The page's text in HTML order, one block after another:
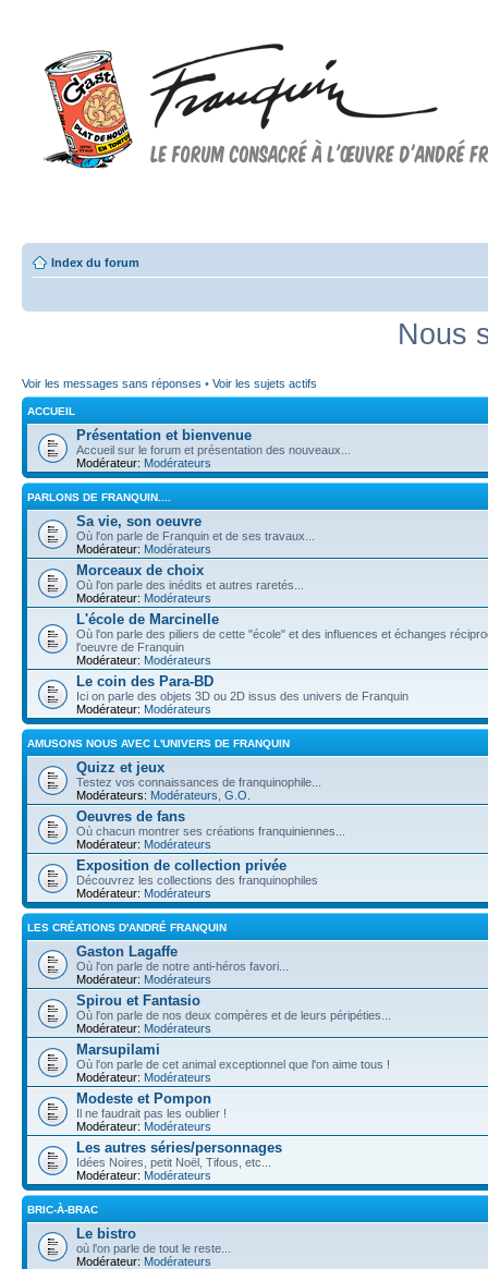
Index du forum
Nous
Voir les messages sans réponses • Voir les sujets actifs
ACCUEIL
Présentation et bienvenue
Accueil sur le forum et présentation des nouveaux...
Modérateur: Modérateurs
PARLONS DE FRANQUIN....
Sa vie, son oeuvre
Où l'on parle de Franquin et de ses travaux...
Modérateur: Modérateurs
Morceaux de choix
Où l'on parle des inédits et autres raretés...
Modérateur: Modérateurs
L'école de Marcinelle
Où l'on parle des piliers de cette "école" et des influences et échanges
l'oeuvre de Franquin
Modérateur: Modérateurs
Le coin des Para-BD
Ici on parle des objets 3D ou 2D issus des univers de Franquin
Modérateur: Modérateurs
AMUSONS NOUS AVEC L'UNIVERS DE FRANQUIN
Quizz et jeux
Testez vos connaissances de franquinophile...
Modérateurs: Modérateurs G.O.
Oeuvres de fans
Où chacun montrer ses créations franquiniennes...
Modérateur: Modérateurs
Exposition de collection privée
Découvrez les collections des franquinophiles
Modérateur: Modérateurs
LES CRÉATIONS D'ANDRÉ FRANQUIN
Gaston Lagaffe
Où l'on parle de notre anti-héros favori...
Modérateur: Modérateurs
Spirou et Fantasio
Où l'on parle de nos deux compères et de leurs péripéties...
Modérateur: Modérateurs
Marsupilami
Où l'on parle de cet animal exceptionnel que l'on aime tous !
Modérateur: Modérateurs
Modeste et Pompon
Il ne faudrait pas les oublier !
Modérateur: Modérateurs
Les autres séries/personnages
Idées Noires, petit Noël, Tifous, etc...
Modérateur: Modérateurs
BRIC-À-BRAC
Le bistro
où l'on parle de tout le reste...
Modérateur: Modérateurs